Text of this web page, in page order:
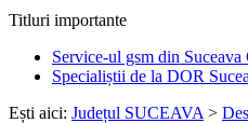
Titluri importante
Service-ul gsm din Suceava
Specialiștii de la DOR
Ești aici: Județul SUCEAVA >